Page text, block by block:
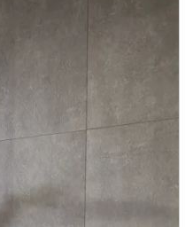
Душова система
Crometta S Showerpipe
Виробник: